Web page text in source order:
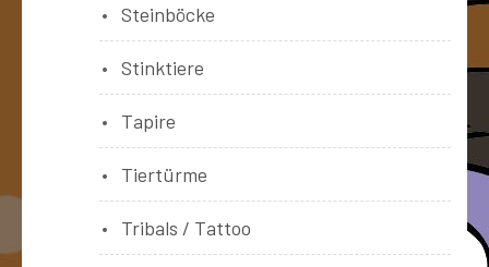
Steinböcke
Stinktiere
Tapire
Tiertürme
Tribals / Tattoo